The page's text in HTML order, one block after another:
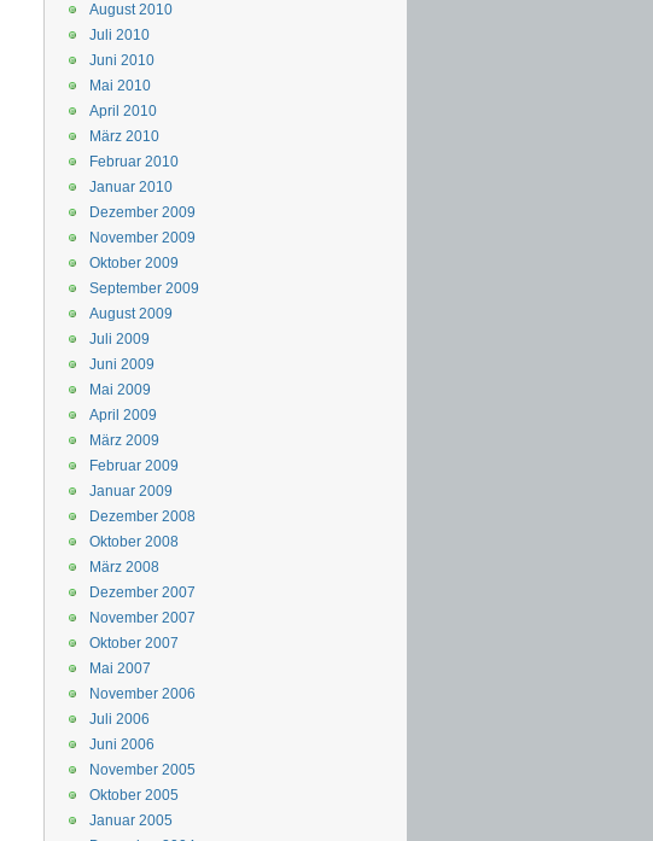
August 2010
Juli 2010
Juni 2010
Mai 2010
April 2010
März 2010
Februar 2010
Januar 2010
Dezember 2009
November 2009
Oktober 2009
September 2009
August 2009
Juli 2009
Juni 2009
Mai 2009
April 2009
März 2009
Februar 2009
Januar 2009
Dezember 2008
Oktober 2008
März 2008
Dezember 2007
November 2007
Oktober 2007
Mai 2007
November 2006
Juli 2006
Juni 2006
November 2005
Oktober 2005
Januar 2005